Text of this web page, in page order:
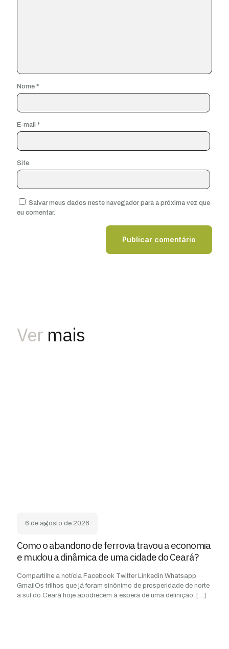
Nome *
E-mail *
Site
Salvar meus dados neste navegador para a próxima vez que
eu comentar.
Ver mais
6 de agosto de 2026
Como o abandono de ferrovia travou a economia
e mudou a dinâmica de uma cidade do Ceará?
Compartilhe a notícia Facebook Twitter Linkedin Whatsapp
GmailOs trilhos que já foram sinônimo de prosperidade de norte
a sul do Ceará hoje apodrecem à espera de uma definição: […]